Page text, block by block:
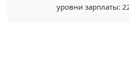
уровни зарплаты: